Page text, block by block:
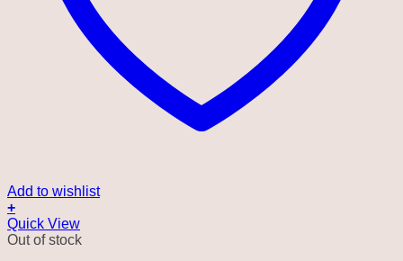
Add to wishlist
+
Quick View
Out of stock